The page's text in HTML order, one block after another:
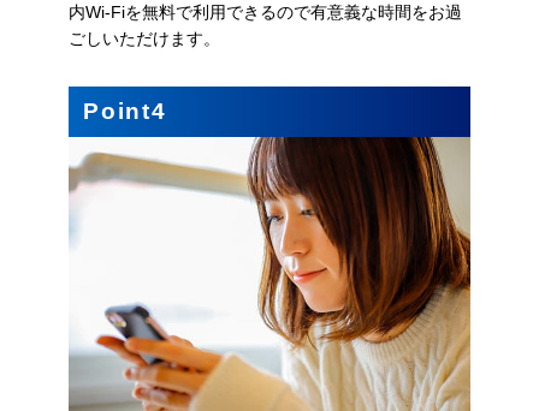
内Wi-Fiを無料で利用できるので有意義な時間をお過
ごしいただけます。
Point4